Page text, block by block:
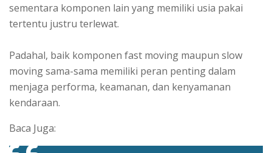
sementara komponen lain yang memiliki usia pakai
tertentu justru terlewat.
Padahal, baik komponen fast moving maupun slow
moving sama-sama memiliki peran penting dalam
menjaga performa, keamanan, dan kenyamanan
kendaraan.
Baca Juga: